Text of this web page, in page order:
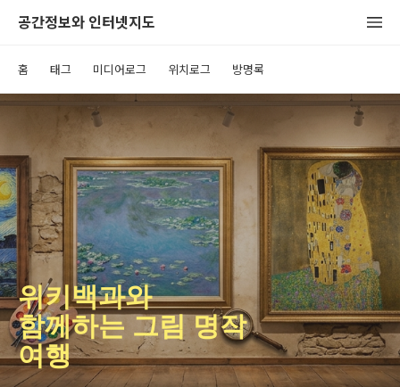
공간정보와 인터넷지도
홈 태그 미디어로그 위치로그 방명록
위키백과와
함께하는 그림 명작
여행